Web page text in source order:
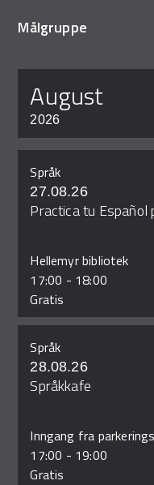
Målgruppe
august
2026
Språk
27.08.26
Practica tu Español
Hellemyr bibliotek
17:00 - 18:00
Gratis
Språk
28.08.26
Språkkafe
Inngang fra
17:00 - 19:00
Gratis